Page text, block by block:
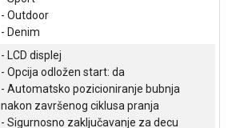
- Outdoor
- Denim
- LCD displej
- Opcija odložen start: da
- Automatsko pozicioniranje bubnja
nakon završenog ciklusa pranja
- Sigurnosno zaključavanje za decu